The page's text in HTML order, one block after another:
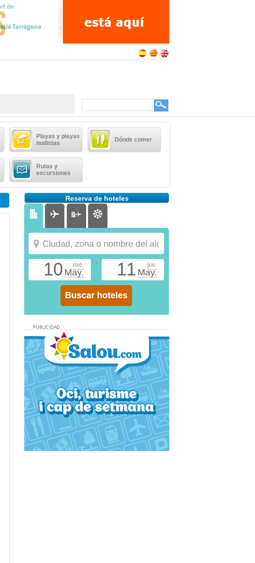
Playas y playas
nudistas
Dónde comer
Rutas y
excursiones
Reserva de hoteles